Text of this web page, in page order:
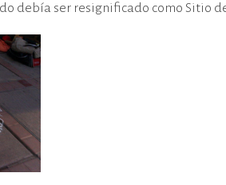
debía ser resignificado como Sitio